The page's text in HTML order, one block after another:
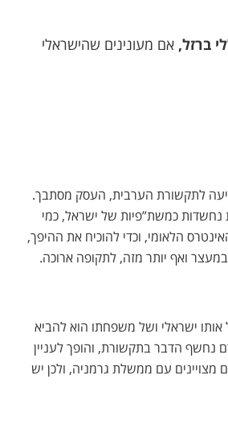
ברזל, אם מעונינים שהישראלי
לתקשורת הערבית, העסק מסתבך.
כמשת”פיות של ישראל, כמי
הלאומי, וכדי להוכיח את ההיפך,
ואף יותר מזה, לתקופה ארוכה.
ישראלי ושל משפחתו הוא להביא
נחשף הדבר בתקשורת, והופך לעניין
מצויינים עם ממשלת גרמניה, ולכן יש